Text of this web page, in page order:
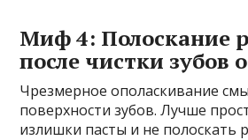
Миф 4: Полоскание
после чистки зубов
Чрезмерное ополаскивание
поверхности зубов. Лучше
излишки пасты и не полоскать